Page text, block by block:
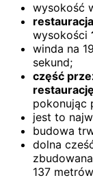
wysokość
wysokości
winda na
sekund;
część
pokonując
jest to
budowa
dolna
137